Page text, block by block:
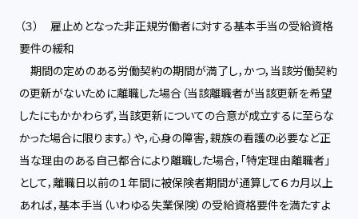
（３） 雇止めとなった非正規労働者に対する基本手当の受給資格
要件の緩和
期間の定めのある労働契約の期間が満了し，かつ，当該労働契約
の更新がないために離職した場合（当該離職者が当該更新を希望
したにもかかわらず，当該更新についての合意が成立するに至らな
かった場合に限ります。）や，心身の障害，親族の看護の必要など正
当な理由のある自己都合により離職した場合，「特定理由離職者」
として，離職日以前の１年間に被保険者期間が通算して６カ月以上
あれば，基本手当（いわゆる失業保険）の受給資格要件を満たすよ